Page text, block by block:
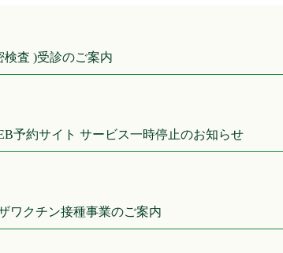
査 )受診のご案内
予約サイト サービス一時停止のお知らせ
ワクチン接種事業のご案内